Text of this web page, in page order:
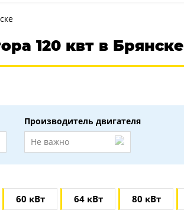
120 квт в Брянске
Производитель двигателя
Не важно
60 кВт 64 кВт 80 кВт